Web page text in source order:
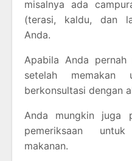
misalnya ada
(terasi, kaldu, dan
Anda.
Apabila Anda
setelah memakan
berkonsultasi dengan
Anda mungkin juga
pemeriksaan
makanan.